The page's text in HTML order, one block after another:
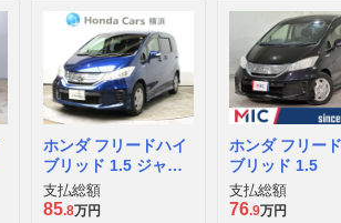
ホンダ フリードハイ
ブリッド 1.5 ジャス
トセレクション
支払総額
85.8万円
ホンダ フリー
ブリッド 1.5
支払総額
76.9万円